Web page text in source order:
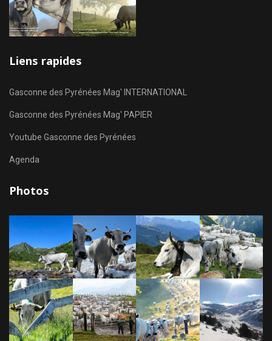
Liens rapides
Gasconne des Pyrénées Mag' INTERNATIONAL
Gasconne des Pyrénées Mag' PAPIER
Youtube Gasconne des Pyrénées
Agenda
Photos